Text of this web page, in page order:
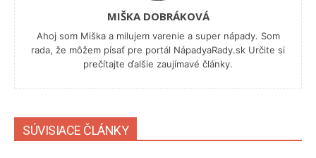
MIŠKA DOBRÁKOVÁ
Ahoj som Miška a milujem varenie a super nápady. Som
rada, že môžem písať pre portál NápadyaRady.sk Určite si
prečítajte ďalšie zaujímavé články.
SÚVISIACE ČLÁNKY